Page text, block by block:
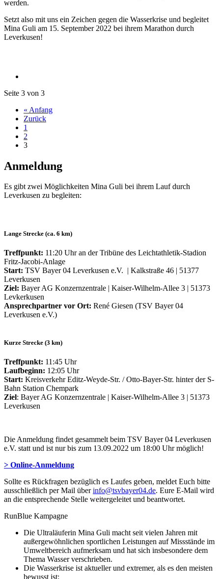
werden.
Setzt also mit uns ein Zeichen gegen die Wasserkrise und begleitet
Mina Guli am 15. September 2022 bei ihrem Marathon durch
Leverkusen!
Seite 3 von 3
« Anfang
Zurück
1
2
3
Anmeldung
Es gibt zwei Möglichkeiten Mina Guli bei ihrem Lauf durch
Leverkusen zu begleiten:
Lange Strecke (ca. 6 km)
Treffpunkt: 11:20 Uhr an der Tribüne des Leichtathletik-Stadion
Fritz-Jacobi-Anlage
Start: TSV Bayer 04 Leverkusen e.V. | Kalkstraße 46 | 51377
Leverkusen
Ziel: Bayer AG Konzernzentrale | Kaiser-Wilhelm-Allee 3 | 51373
Levkerkusen
Ansprechpartner vor Ort: René Giesen (TSV Bayer 04
Leverkusen e.V.)
Kurze Strecke (3 km)
Treffpunkt: 11:45 Uhr
Laufbeginn: 12:05 Uhr
Start: Kreisverkehr Editz-Weyde-Str. / Otto-Bayer-Str. hinter der S-
Bahn Station Chempark
Ziel: Bayer AG Konzernzentrale | Kaiser-Wilhelm-Allee 3 | 51373
Leverkusen
Die Anmeldung findet gesammelt beim TSV Bayer 04 Leverkusen
e.V. statt und ist nur bis zum 13.09.2022 um 18:00 Uhr möglich!
> Online-Anmeldung
Sollte es Rückfragen bezüglich es Laufes geben, meldet Euch bitte
ausschließlich per Mail überinfo@tsvbayer04.de. Eure E-Mail wird
an die entsprechende Stelle weitergeleitet und beantwortet.
RunBlue Kampagne
Die Ultraläuferin Mina Guli macht seit vielen Jahren mit
außergewöhnlichen sportlichen Leistungen auf Missstände im
Umweltbereich aufmerksam und hat sich insbesondere dem
Thema Wasser verschrieben.
Die Wasserkrise ist aktueller und extremer, als es den meisten
bewusst ist: